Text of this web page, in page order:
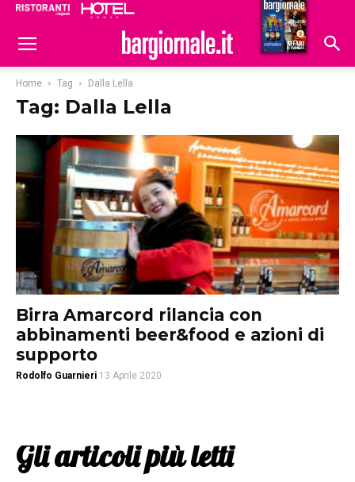
Hoteldomani
Home Tag Dalla Lella
Tag: Dalla Lella
Birra Amarcord rilancia con
abbinamenti beer&food e azioni di
supporto
Rodolfo Guarnieri 13 Aprile 2020
Gli articoli più letti